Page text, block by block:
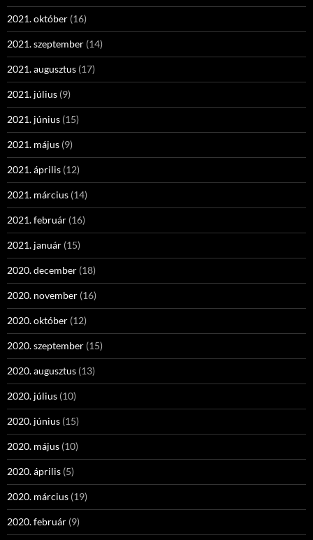
2021. október (16)
2021. szeptember (14)
2021. augusztus (17)
2021. július (9)
2021. június (15)
2021. május (9)
2021. április (12)
2021. március (14)
2021. február (16)
2021. január (15)
2020. december (18)
2020. november (16)
2020. október (12)
2020. szeptember (15)
2020. augusztus (13)
2020. július (10)
2020. június (15)
2020. május (10)
2020. április (5)
2020. március (19)
2020. február (9)